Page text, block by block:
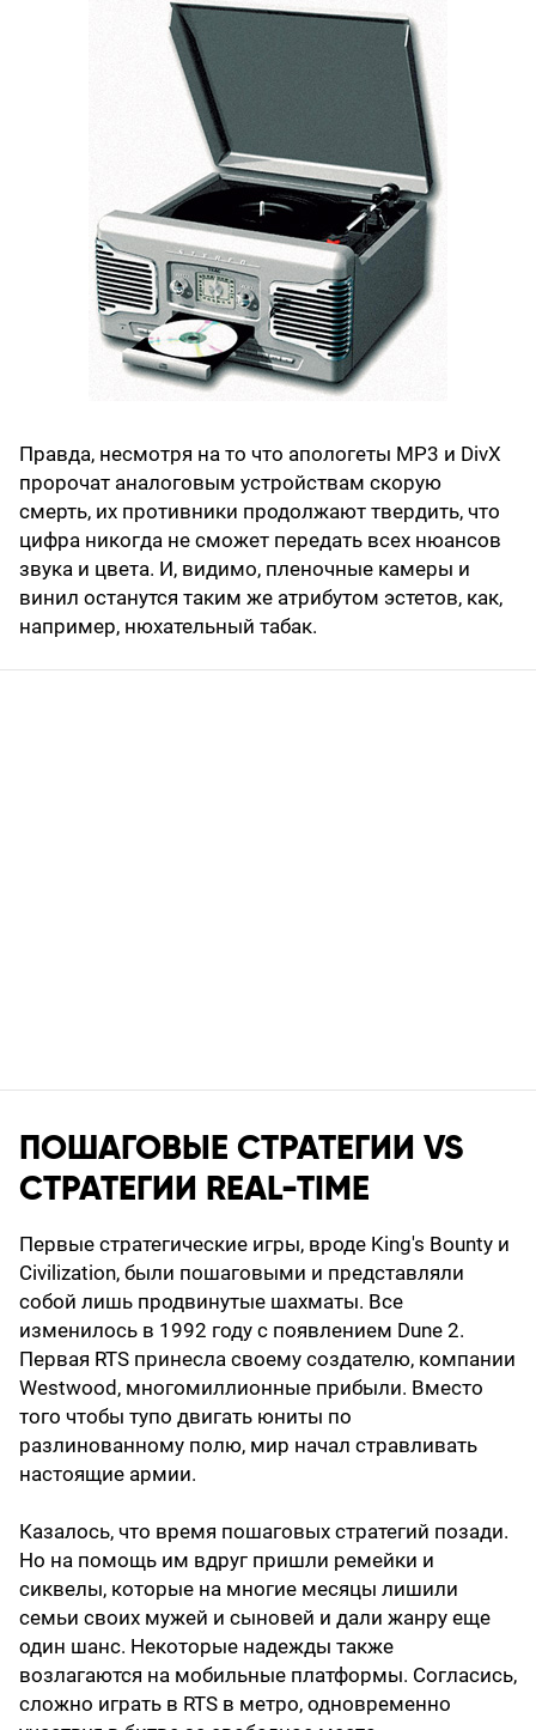
Правда, несмотря на то что апологеты MP3 и DivX
пророчат аналоговым устройствам скорую
смерть, их противники продолжают твердить, что
цифра никогда не сможет передать всех нюансов
звука и цвета. И, видимо, пленочные камеры и
винил останутся таким же атрибутом эстетов, как,
например, нюхательный табак.
ПОШАГОВЫЕ СТРАТЕГИИ VS
СТРАТЕГИИ REAL-TIME
Первые стратегические игры, вроде King's Bounty и
Civilization, были пошаговыми и представляли
собой лишь продвинутые шахматы. Все
изменилось в 1992 году с появлением Dune 2.
Первая RTS принесла своему создателю, компании
Westwood, многомиллионные прибыли. Вместо
того чтобы тупо двигать юниты по
разлинованному полю, мир начал стравливать
настоящие армии.
Казалось, что время пошаговых стратегий позади.
Но на помощь им вдруг пришли ремейки и
сиквелы, которые на многие месяцы лишили
семьи своих мужей и сыновей и дали жанру еще
один шанс. Некоторые надежды также
возлагаются на мобильные платформы. Согласись,
сложно играть в RTS в метро, одновременно